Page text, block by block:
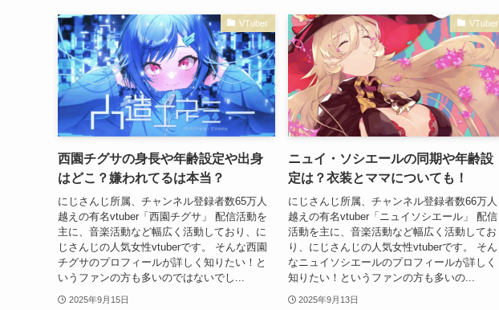
VTuber
西園チグサの身長や年齢設定や出身
はどこ？嫌われてるは本当？
にじさんじ所属、チャンネル登録者数65万人
越えの有名vtuber「西園チグサ」 配信活動を
主に、音楽活動など幅広く活動しており、に
じさんじの人気女性vtuberです。 そんな西園
チグサのプロフィールが詳しく知りたい！と
いうファンの方も多いのではないでし...
2025年9月15日
VTuber
ニュイ・ソシエールの同期や年齢設
定は？衣装とママについても！
にじさんじ所属、チャンネル登録者数66万人
越えの有名vtuber「ニュイソシエール」 配信
活動を主に、音楽活動など幅広く活動してお
り、にじさんじの人気女性vtuberです。 そん
なニュイソシエールのプロフィールが詳しく
知りたい！というファンの方も多いの...
2025年9月13日